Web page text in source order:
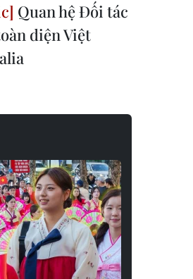
Quan hệ Đối tác
diện Việt